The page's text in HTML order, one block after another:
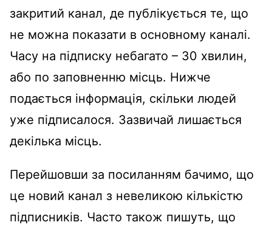
закритий канал, де публікується те, що
не можна показати в основному каналі.
Часу на підписку небагато – 30 хвилин,
або по заповненню місць. Нижче
подається інформація, скільки людей
уже підписалося. Зазвичай лишається
декілька місць.
Перейшовши за посиланням бачимо, що
це новий канал з невеликою кількістю
підписників. Часто також пишуть, що